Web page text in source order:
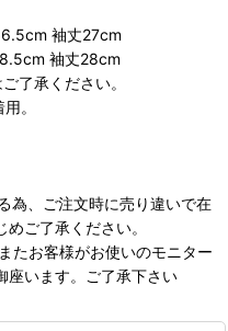
袖丈27cm
袖丈28cm
了承ください。
。
為、ご注文時に売り違いで在
ご了承ください。
たお客様がお使いのモニター
座います。ご了承下さい